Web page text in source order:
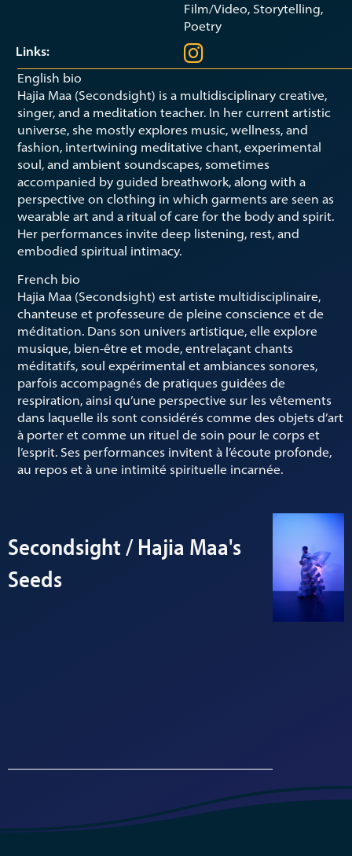
Film/Video, Storytelling,
Poetry
Links:
English bio
Hajia Maa (Secondsight) is a multidisciplinary creative,
singer, and a meditation teacher. In her current artistic
universe, she mostly explores music, wellness, and
fashion, intertwining meditative chant, experimental
soul, and ambient soundscapes, sometimes
accompanied by guided breathwork, along with a
perspective on clothing in which garments are seen as
wearable art and a ritual of care for the body and spirit.
Her performances invite deep listening, rest, and
embodied spiritual intimacy.
French bio
Hajia Maa (Secondsight) est artiste multidisciplinaire,
chanteuse et professeure de pleine conscience et de
méditation. Dans son univers artistique, elle explore
musique, bien-être et mode, entrelaçant chants
méditatifs, soul expérimental et ambiances sonores,
parfois accompagnés de pratiques guidées de
respiration, ainsi qu’une perspective sur les vêtements
dans laquelle ils sont considérés comme des objets d’art
à porter et comme un rituel de soin pour le corps et
l’esprit. Ses performances invitent à l’écoute profonde,
au repos et à une intimité spirituelle incarnée.
Secondsight / Hajia Maa's
Seeds
Entry
000